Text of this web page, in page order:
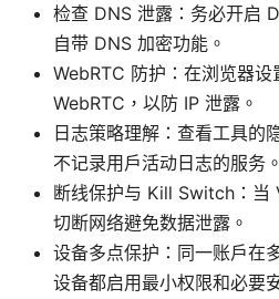
检查 DNS 泄露：务必开启
自带 DNS 加密功能。
WebRTC 防护：在浏览器设
WebRTC，以防 IP 泄露。
日志策略理解：查看工具的
不记录用户活动日志的服务。
断线保护与 Kill Switch：当
切断网络避免数据泄露。
设备多点保护：同一账户在
设备都启用最小权限和必要